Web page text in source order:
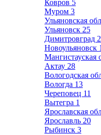
Ковров 5
Муром 3
Ульяновская
Ульяновск 25
Димитровград 2
Новоульяновск 1
Мангистауская
Актау 28
Вологодская
Вологда 13
Череповец 11
Вытегра 1
Ярославская
Ярославль 20
Рыбинск 3